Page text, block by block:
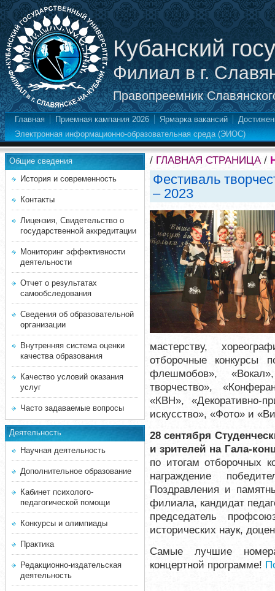
Кубанский
Филиал в г.
Правопреемник
Главная Приемная кампания 2026 Ярмарка вакансий
Электронная информационно-образовательная среда (ЭИОС)
Общие сведения
История и современность
Контакты
Лицензия, Свидетельство о
государственной аккредитации
Мониторинг эффективности
деятельности
Отчет о результатах
самообследования
Сведения об образовательной
организации
Внутренняя система оценки
качества образования
Качество условий оказания
услуг
Часто задаваемые вопросы
Деятельность
Научная деятельность
Дополнительное образование
Кабинет психолого-
педагогической помощи
Конкурсы и олимпиады
Практика
Редакционно-издательская
деятельность
/ ГЛАВНАЯ СТРАНИЦА/
Фестиваль
– 2023
мастерству,
отборочные конкурсы
флешмобов»,
творчество»,
«КВН», «Декоративно-
искусство», «Фото» и
28 сентября
и зрителей на Гала-
по итогам отборочных
награждение
Поздравления и
филиала, кандидат
председатель
исторических наук,
Самые лучшие
концертной программе!